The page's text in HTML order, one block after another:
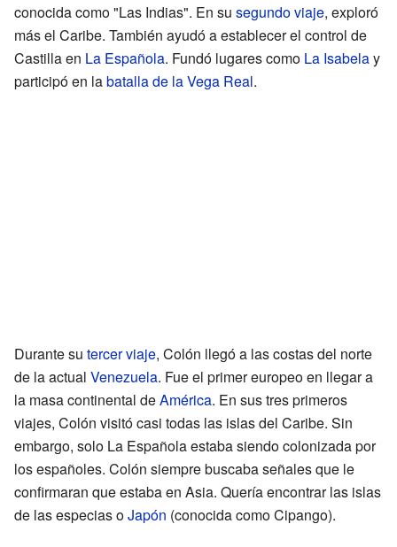
conocida como "Las Indias". En su segundo viaje, exploró
más el Caribe. También ayudó a establecer el control de
Castilla en La Española. Fundó lugares como La Isabelay
participó en labatalla de la Vega Real.
Durante su tercer viaje, Colón llegó a las costas del norte
de la actual Venezuela. Fue el primer europeo en llegar a
la masa continental deAmérica. En sus tres primeros
viajes, Colón visitó casi todas las islas del Caribe. Sin
embargo, solo La Española estaba siendo colonizada por
los españoles. Colón siempre buscaba señales que le
confirmaran que estaba en Asia. Quería encontrar las islas
de las especias oJapón (conocida como Cipango).